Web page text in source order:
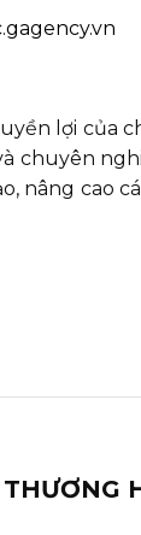
lợi của
chuyên
nâng cao
THƯƠNG